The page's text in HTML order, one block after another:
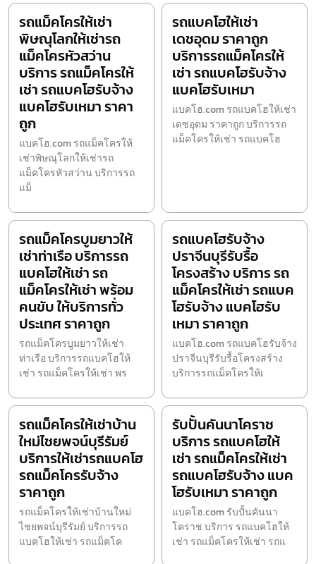
รถแม็คโครให้เช่า
พิษณุโลกให้เช่ารถ
แม็คโครหัวสว่าน
บริการ รถแม็คโครให้
เช่า รถแบคโฮรับจ้าง
แบคโฮรับเหมา ราคา
ถูก
แบคโฮ.com รถแม็คโครให้
เช่าพิษณุโลกให้เช่ารถ
แม็คโครหัวสว่าน บริการรถ
แม็
รถแบคโฮให้เช่า
เดชอุดม ราคาถูก
บริการรถแม็คโครให้
เช่า รถแบคโฮรับจ้าง
แบคโฮรับเหมา
แบคโฮ.com รถแบคโฮให้เช่า
เดชอุดม ราคาถูก บริการรถ
แม็คโครให้เช่า รถแบคโฮ
รถแม็คโครบูมยาวให้
เช่าท่าเรือ บริการรถ
แบคโฮให้เช่า รถ
แม็คโครให้เช่า พร้อม
คนขับ ให้บริการทั่ว
ประเทศ ราคาถูก
รถแม็คโครบูมยาวให้เช่า
ท่าเรือ บริการรถแบคโฮให้
เช่า รถแม็คโครให้เช่า พร
รถแบคโฮรับจ้าง
ปราจีนบุรีรับรื้อ
โครงสร้าง บริการ รถ
แม็คโครให้เช่า รถแบค
โฮรับจ้าง แบคโฮรับ
เหมา ราคาถูก
แบคโฮ.com รถแบคโฮรับจ้าง
ปราจีนบุรีรับรื้อโครงสร้าง
บริการรถแม็คโครให้เ
รถแม็คโครให้เช่าบ้าน
ใหม่ไชยพจน์บุรีรัมย์
บริการให้เช่ารถแบคโฮ
รถแม็คโครรับจ้าง
ราคาถูก
รถแม็คโครให้เช่าบ้านใหม่
ไชยพจน์บุรีรัมย์ บริการรถ
แบคโฮให้เช่า รถแม็คโค
รับปั้นคันนาโคราช
บริการ รถแบคโฮให้
เช่า รถแม็คโครให้เช่า
รถแบคโฮรับจ้าง แบค
โฮรับเหมา ราคาถูก
แบคโฮ.com รับปั้นคันนา
โคราช บริการ รถแบคโฮให้
เช่า รถแม็คโครให้เช่า รถแ